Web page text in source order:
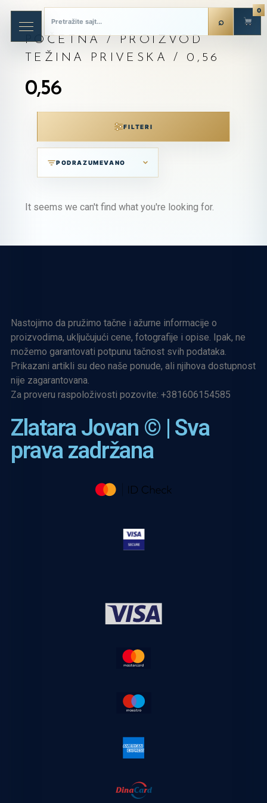
POČETNA
/ PROIZVOD
TEŽINA PRIVESKA / 0,56
0,56
FILTERI
It seems we can't find what you're looking for.
Nastojimo da pružimo tačne i ažurne informacije o
proizvodima, uključujući cene, fotografije i opise. Ipak, ne
možemo garantovati potpunu tačnost svih podataka.
Prikazani artikli su deo naše ponude, ali njihova dostupnost
nije zagarantovana.
Za proveru raspoloživosti pozovite: +381606154585
Zlatara Jovan © | Sva
prava zadržana
0